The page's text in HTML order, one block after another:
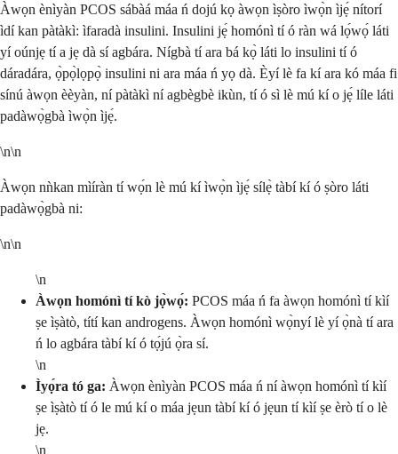
Àwọn ènìyàn PCOS sábàá máa ń dojú kọ àwọn ìṣòro ìwọ̀n ìjẹ́ nítorí
ìdí kan pàtàkì: ìfaradà insulini. Insulini jẹ́ homónì tí ó ràn wá lọ́wọ́ láti
yí oúnjẹ tí a jẹ dà sí agbára. Nígbà tí ara bá kọ̀ láti lo insulini tí ó
dáradára, ọ̀pọ̀lọpọ̀ insulini ni ara máa ń yọ dà. Èyí lè fa kí ara kó máa fi
sínú àwọn èèyàn, ní pàtàkì ní agbègbè ikùn, tí ó sì lè mú kí o jẹ́ líle láti
padàwọ̀gbà ìwọ̀n ìjẹ́.
\n\n
Àwọn nǹkan mìíràn tí wọ́n lè mú kí ìwọ̀n ìjẹ́ sílẹ̀ tàbí kí ó ṣòro láti
padàwọ̀gbà ni:
\n\n
\n
Àwọn homónì tí kò jọ̀wọ́: PCOS máa ń fa àwọn homónì tí kìí
ṣe ìṣàtò, títí kan androgens. Àwọn homónì wọ̀nyí lè yí ọ̀nà tí ara
ń lo agbára tàbí kí ó tọ́jú ọ̀ra sí.
\n
Ìyọ́ra tó ga: Àwọn ènìyàn PCOS máa ń ní àwọn homónì tí kìí
ṣe ìṣàtò tí ó le mú kí o máa jẹun tàbí kí ó jẹun tí kìí ṣe èrò tí o lè
jẹ.
\n